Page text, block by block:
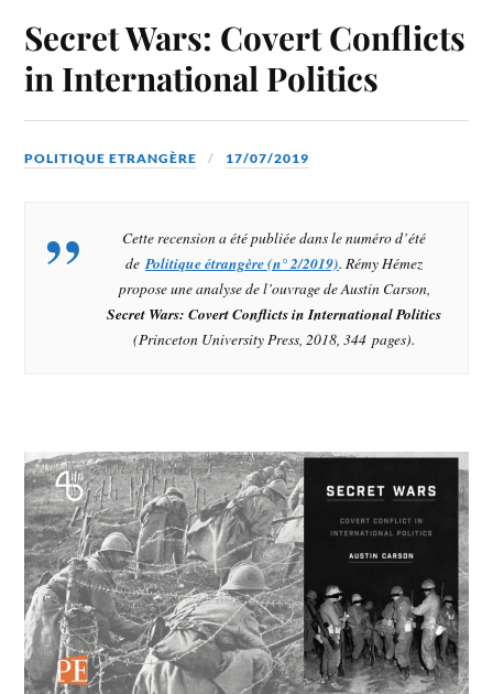
Secret Wars: Covert Conflicts
in International Politics
POLITIQUE ETRANGÈRE 17/07/2019
Cette recension a été publiée dans le numéro d’été
dePolitique étrangère(n° 2/2019). Rémy Hémez
propose une analyse de l’ouvrage de Austin Carson,
Secret Wars: Covert Conflicts in International Politics
(Princeton University Press, 2018, 344 pages).